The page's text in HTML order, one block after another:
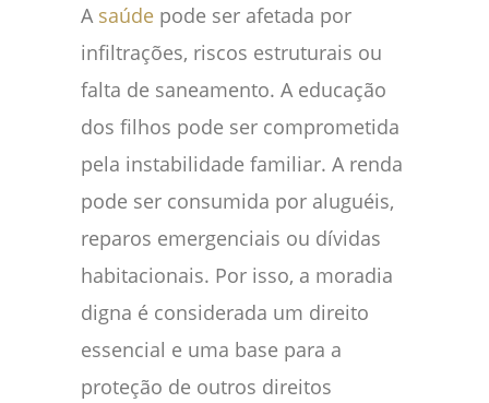
A saúde pode ser afetada por
infiltrações, riscos estruturais ou
falta de saneamento. A educação
dos filhos pode ser comprometida
pela instabilidade familiar. A renda
pode ser consumida por aluguéis,
reparos emergenciais ou dívidas
habitacionais. Por isso, a moradia
digna é considerada um direito
essencial e uma base para a
proteção de outros direitos